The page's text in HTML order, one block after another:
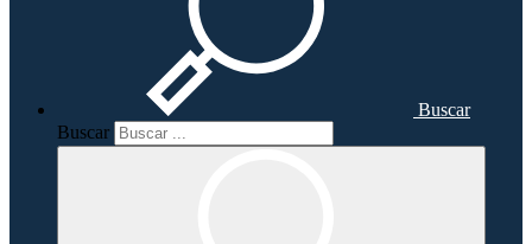
Buscar
Buscar